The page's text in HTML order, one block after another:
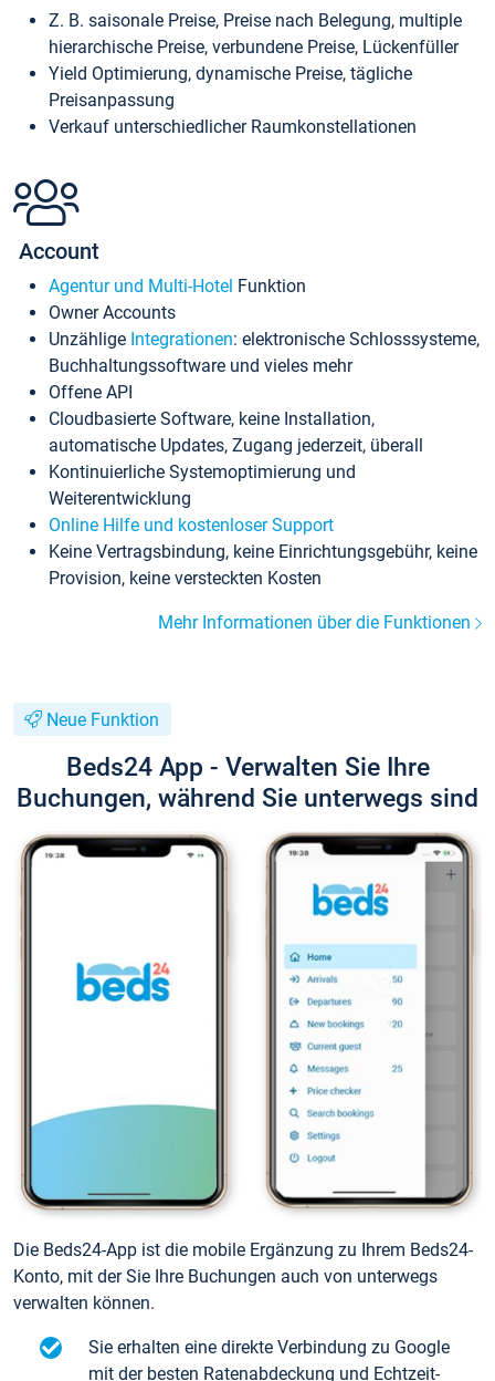
Z. B. saisonale Preise, Preise nach Belegung, multiple
hierarchische Preise, verbundene Preise, Lückenfüller
Yield Optimierung, dynamische Preise, tägliche
Preisanpassung
Verkauf unterschiedlicher Raumkonstellationen
Account
Agentur und Multi-Hotel Funktion
Owner Accounts
Unzählige Integrationen: elektronische Schlosssysteme,
Buchhaltungssoftware und vieles mehr
Offene API
Cloudbasierte Software, keine Installation,
automatische Updates, Zugang jederzeit, überall
Kontinuierliche Systemoptimierung und
Weiterentwicklung
Online Hilfe und kostenloser Support
Keine Vertragsbindung, keine Einrichtungsgebühr, keine
Provision, keine versteckten Kosten
Mehr Informationen über die Funktionen
Neue Funktion
Beds24 App - Verwalten Sie Ihre
Buchungen, während Sie unterwegs sind
Die Beds24-App ist die mobile Ergänzung zu Ihrem Beds24-
Konto, mit der Sie Ihre Buchungen auch von unterwegs
verwalten können.
Sie erhalten eine direkte Verbindung zu Google
mit der besten Ratenabdeckung und Echtzeit-